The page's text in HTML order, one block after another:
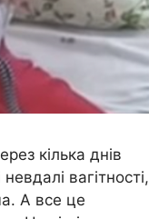
кілька днів
вагітності,
А все це